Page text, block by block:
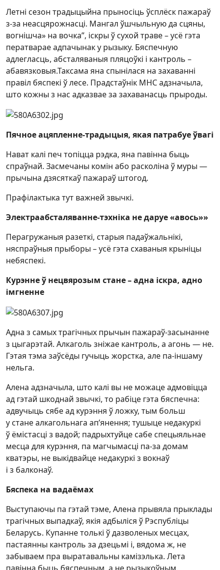
Летні сезон традыцыйна прыносіць ўсплёск пажараў
з-за неасцярожнасці. Мангал ўшчыльную да сцяны,
вогнішча» на вочка”, іскры ў сухой траве – усё гэта
ператварае адпачынак у рызыку. Бяспечную
адлегласць, абсталяваныя пляцоўкі і кантроль –
абавязковыя.Таксама яна спынілася на захаванні
правіл бяспекі ў лесе. Прадстаўнік МНС адзначыла,
што кожны з нас адказвае за захаванасць прыроды.
Пячное ацяпленне-традыцыя, якая патрабуе ўвагі
Нават калі печ топіцца рэдка, яна павінна быць
спраўнай. Засмечаны комін або расколіна ў муры —
прычына дзясяткаў пажараў штогод.
Прафілактыка тут важней звычкі.
Электраабсталяванне-тэхніка не даруе «авось»»
Перагружаныя разеткі, старыя падаўжальнікі,
няспраўныя прыборы – усё гэта схаваныя крыніцы
небяспекі.
Курэнне ў нецвярозым стане – адна іскра, адно
імгненне
Адна з самых трагічных прычын пажараў-засынанне
з цыгарэтай. Алкаголь зніжае кантроль, а агонь — не.
Гэтая тэма заўсёды гучыць жорстка, але па-іншаму
нельга.
Алена адзначыла, што калі вы не можаце адмовіцца
ад гэтай шкоднай звычкі, то рабіце гэта бяспечна:
адвучыць сябе ад курэння ў ложку, тым больш
у стане алкагольнага ап’янення; тушыце недакуркі
ў ёмістасці з вадой; падрыхтуйце сабе спецыяльнае
месца для курэння, па магчымасці па-за домам
кватэры, не выкідвайце недакуркі з вокнаў
і з балконаў.
Бяспека на вадаёмах
Выступаючы па гэтай тэме, Алена прывяла прыклады
трагічных выпадкаў, якія адбыліся ў Рэспубліцы
Беларусь. Купанне толькі ў дазволеных месцах,
пастаянны кантроль за дзецьмі і, вядома ж, не
забываем пра выратавальны камізэлька. Лета